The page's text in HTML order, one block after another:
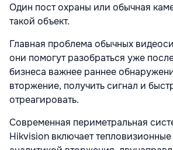
Один пост охраны или обычная
такой объект.
Главная проблема обычных
они помогут разобраться уже
бизнеса важнее раннее
вторжение, получить сигнал и
отреагировать.
Современная периметральная
Hikvision включает